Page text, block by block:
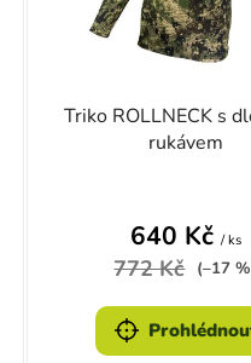
Triko ROLLNECK s
rukávem
640 Kč / ks
772 Kč (–17